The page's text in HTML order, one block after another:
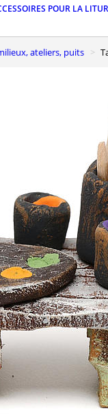
POUR LA
milieux, ateliers, puits